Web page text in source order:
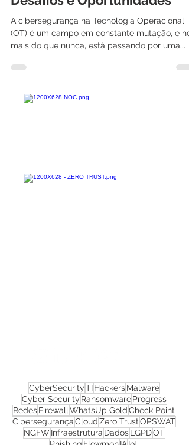
Cibersegurança de OT:
Desafios e Oportunidades
A cibersegurança na Tecnologia Operacional
mais do que nunca, está passando por uma...
CyberSecurityTIHackersMalware
Cyber SecurityRansomwareProgress
RedesFirewallWhatsUp Gold Check Point